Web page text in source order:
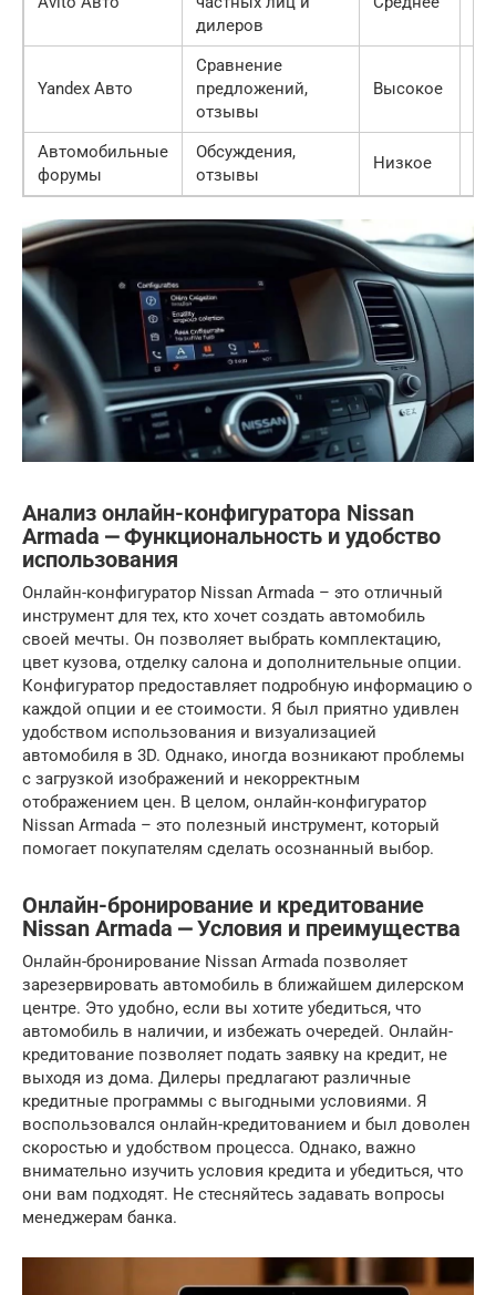
дилеров
Yandex Авто
Сравнение
предложений,
отзывы
Высокое
Автомобильные
форумы
Обсуждения,
отзывы
Низкое
Анализ онлайн-конфигуратора Nissan
Armada ⎼ Функциональность и удобство
использования
Онлайн-конфигуратор Nissan Armada – это отличный
инструмент для тех, кто хочет создать автомобиль
своей мечты. Он позволяет выбрать комплектацию,
цвет кузова, отделку салона и дополнительные опции.
Конфигуратор предоставляет подробную информацию о
каждой опции и ее стоимости. Я был приятно удивлен
удобством использования и визуализацией
автомобиля в 3D. Однако, иногда возникают проблемы
с загрузкой изображений и некорректным
отображением цен. В целом, онлайн-конфигуратор
Nissan Armada – это полезный инструмент, который
помогает покупателям сделать осознанный выбор.
Онлайн-бронирование и кредитование
Nissan Armada ⎼ Условия и преимущества
Онлайн-бронирование Nissan Armada позволяет
зарезервировать автомобиль в ближайшем дилерском
центре. Это удобно, если вы хотите убедиться, что
автомобиль в наличии, и избежать очередей. Онлайн-
кредитование позволяет подать заявку на кредит, не
выходя из дома. Дилеры предлагают различные
кредитные программы с выгодными условиями. Я
воспользовался онлайн-кредитованием и был доволен
скоростью и удобством процесса. Однако, важно
внимательно изучить условия кредита и убедиться, что
они вам подходят. Не стесняйтесь задавать вопросы
менеджерам банка.